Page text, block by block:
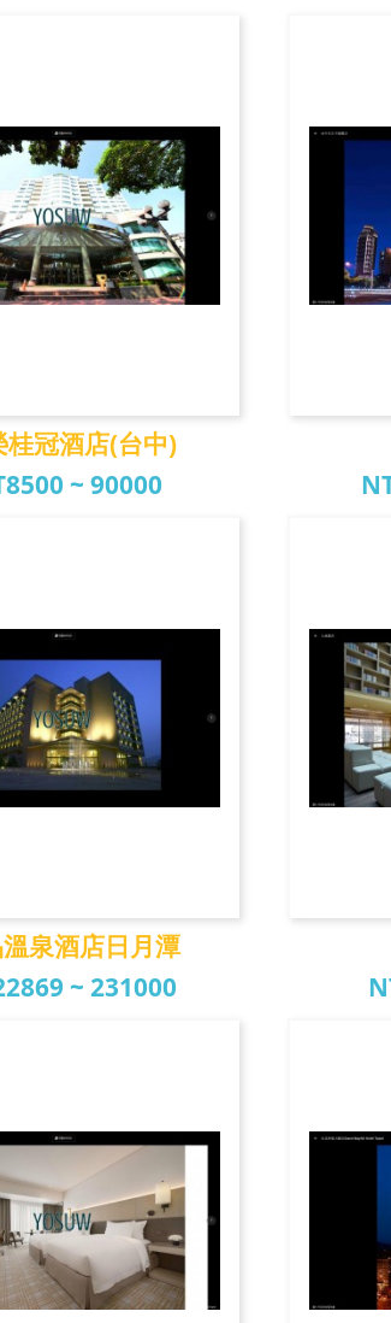
桂冠酒店(台中)
~ 90000
泉酒店日月潭
~ 231000